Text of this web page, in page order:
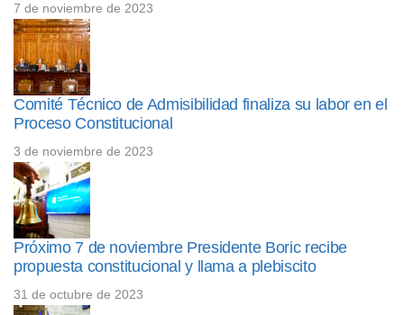
7 de noviembre de 2023
Comité Técnico de Admisibilidad finaliza su labor en el
Proceso Constitucional
3 de noviembre de 2023
Próximo 7 de noviembre Presidente Boric recibe
propuesta constitucional y llama a plebiscito
31 de octubre de 2023